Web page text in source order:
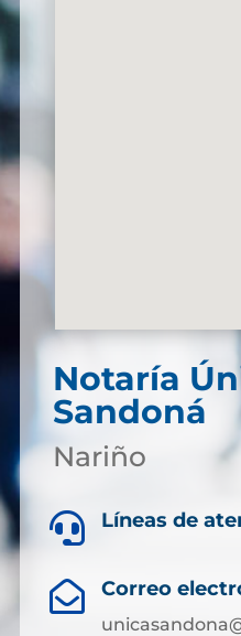
Notaría
Sandoná
Nariño
 Líneas de
 Correo